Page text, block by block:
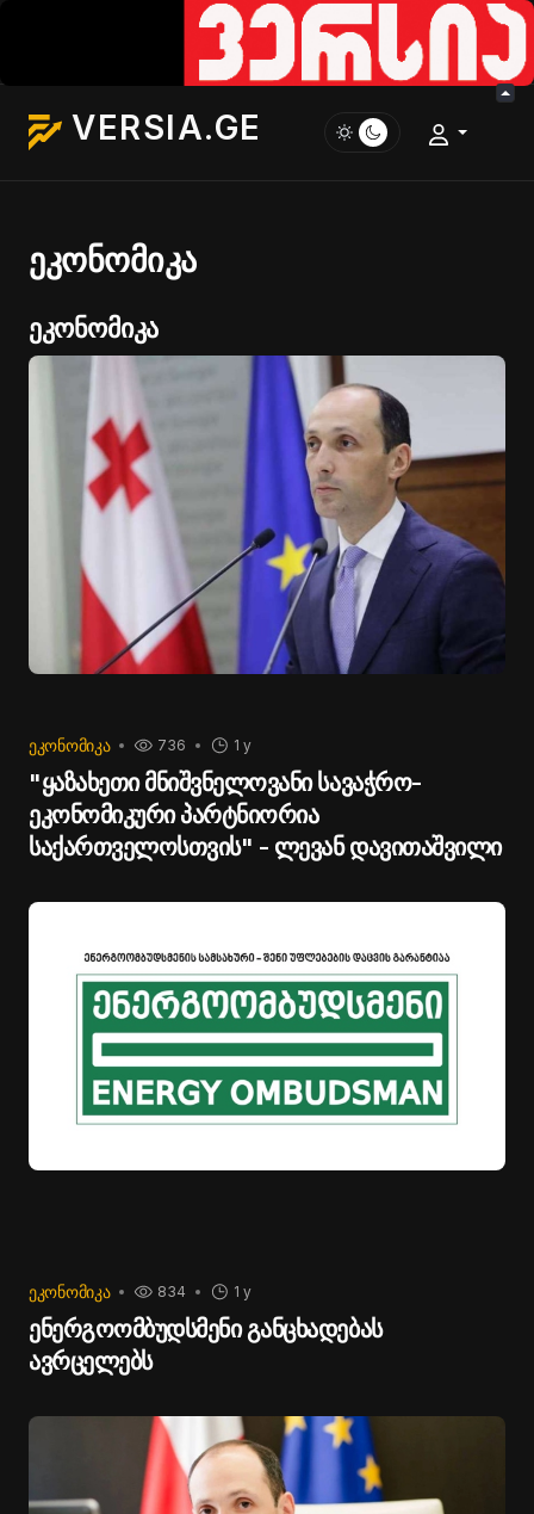
VERSIA.GE
ეკონომიკა
ეკონომიკა
ᲔᲙᲝᲜᲝᲛᲘᲙᲐ 1 y
736
"ყაზახეთი მნიშვნელოვანი სავაჭრო-
ეკონომიკური პარტნიორია
საქართველოსთვის" - ლევან დავითაშვილი
ᲔᲙᲝᲜᲝᲛᲘᲙᲐ 1 y
834
ენერგოომბუდსმენი განცხადებას
ავრცელებს